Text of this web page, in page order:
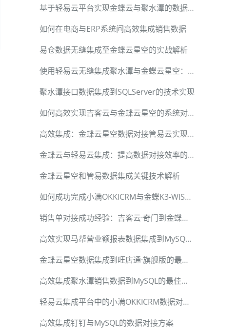
基于轻易云平台实现金蝶云与聚水潭的数据集成
如何在电商与ERP系统间高效集成销售数据
易仓数据无缝集成至金蝶云星空的实战解析
使用轻易云无缝集成聚水潭与金蝶云星空：案例解析
聚水潭接口数据集成到SQLServer的技术实现
如何高效实现吉客云与金蝶云星空的系统对接
高效集成：金蝶云星空数据对接管易云实现京东自营入库
金蝶云与轻易云集成：提高数据对接效率的实用案例分析
金蝶云星空和管易数据集成关键技术解析
如何成功完成小满OKKICRM与金蝶K3-WISE的数据对接
销售单对接成功经验：吉客云·奇门到金蝶云星空
高效实现马帮营业额报表数据集成到MySQL的技术方法
金蝶云星空数据集成到旺店通·旗舰版的最佳实践
高效集成聚水潭销售数据到MySQL的最佳实践
轻易云集成平台中的小满OKKICRM数据对接实战
高效集成钉钉与MySQL的数据对接方案